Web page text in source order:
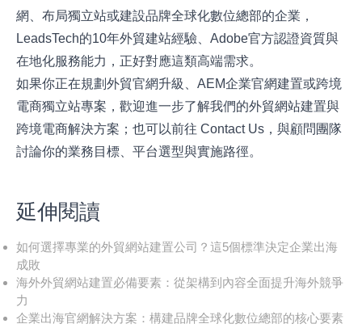
網、布局獨立站或建設品牌全球化數位總部的企業，
LeadsTech的10年外貿建站經驗、Adobe官方認證資質與
在地化服務能力，正好對應這類高端需求。
如果你正在規劃外貿官網升級、AEM企業官網建置或跨境
電商獨立站專案，歡迎進一步了解我們的外貿網站建置與
跨境電商解決方案 ；也可以前往Contact Us ，與顧問團隊
討論你的業務目標、平台選型與實施路徑。
延伸閱讀
如何選擇專業的外貿網站建置公司？這5個標準決定企業出海
成敗
海外外貿網站建置必備要素：從架構到內容全面提升海外競爭
力
企業出海官網解決方案：構建品牌全球化數位總部的核心要素